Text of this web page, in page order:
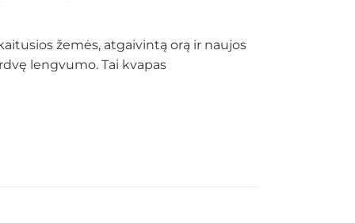
žemės, atgaivintą orą ir naujos
lengvumo. Tai kvapas